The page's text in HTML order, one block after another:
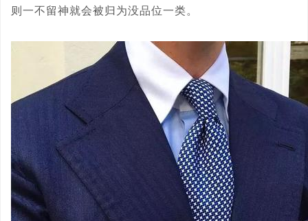
则一不留神就会被归为没品位一类。